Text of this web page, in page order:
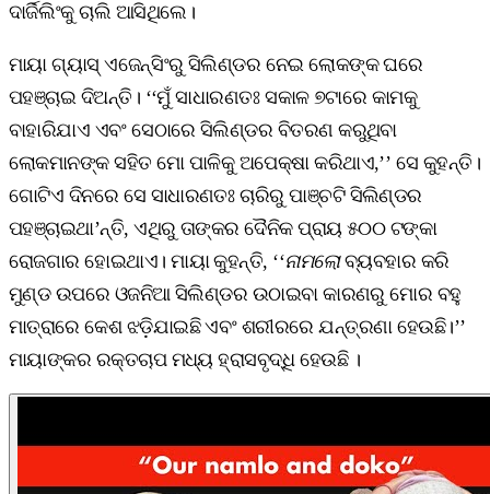
ଦାର୍ଜିଲିଂକୁ ଚାଲି ଆସିଥିଲେ।
ମାୟା ଗ୍ୟାସ୍‌ ଏଜେନ୍ସିଂରୁ ସିଲିଣ୍ଡର ନେଇ ଲୋକଙ୍କ ଘରେ
ପହଞ୍ଚାଇ ଦିଅନ୍ତି। ‘‘ମୁଁ ସାଧାରଣତଃ ସକାଳ ୭ଟାରେ କାମକୁ
ବାହାରିଯାଏ ଏବଂ ସେଠାରେ ସିଲିଣ୍ଡର ବିତରଣ କରୁଥିବା
ଲୋକମାନଙ୍କ ସହିତ ମୋ ପାଳିକୁ ଅପେକ୍ଷା କରିଥାଏ,’’ ସେ କୁହନ୍ତି।
ଗୋଟିଏ ଦିନରେ ସେ ସାଧାରଣତଃ ଚାରିରୁ ପାଞ୍ଚଟି ସିଲିଣ୍ଡର
ପହଞ୍ଚାଇଥା’ନ୍ତି, ଏଥିରୁ ତାଙ୍କର ଦୈନିକ ପ୍ରାୟ ୫୦୦ ଟଙ୍କା
ରୋଜଗାର ହୋଇଥାଏ। ମାୟା କୁହନ୍ତି, ‘‘ନାମଲୋବ୍ୟବହାର କରି
ମୁଣ୍ଡ ଉପରେ ଓଜନିଆ ସିଲିଣ୍ଡର ଉଠାଇବା କାରଣରୁ ମୋର ବହୁ
ମାତ୍ରାରେ କେଶ ଝଡ଼ିଯାଇଛି ଏବଂ ଶରୀରରେ ଯନ୍ତ୍ରଣା ହେଉଛି।’’
ମାୟାଙ୍କର ରକ୍ତଚାପ ମଧ୍ୟ ହ୍ରାସବୃଦ୍ଧି ହେଉଛି ।